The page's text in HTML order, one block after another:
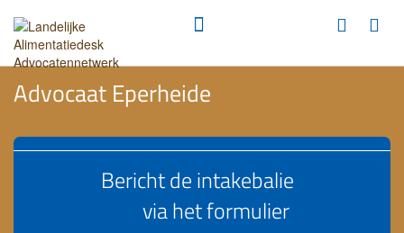
Advocaat Eperheide
Bericht de intakebalie
via het formulier